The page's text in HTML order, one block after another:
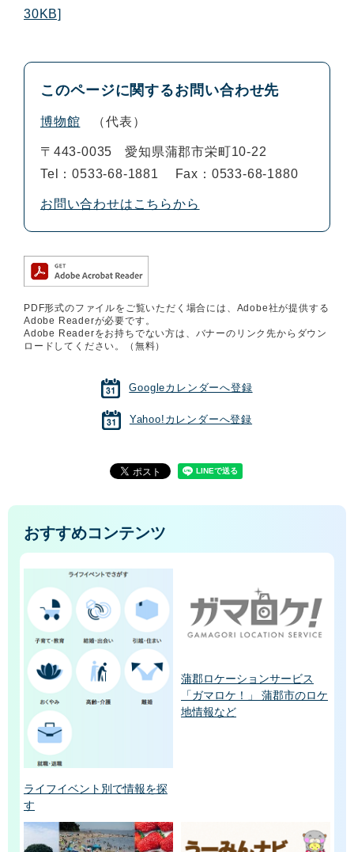
30KB]
このページに関するお問い合わせ先
博物館 代表
〒443-0035
愛知県蒲郡市栄町10-22
Tel：0533-68-1881
Fax：0533-68-1880
お問い合わせはこちらから
PDF形式のファイルをご覧いただく場合には、Adobe社が提供する
Adobe Readerが必要です。
Adobe Readerをお持ちでない方は、バナーのリンク先からダウン
ロードしてください。（無料）
Googleカレンダーへ登録
Yahoo!カレンダーへ登録
おすすめコンテンツ
ライフイベント別で情報を探
す
蒲郡ロケーションサービス
「ガマロケ！」 蒲郡市のロケ
地情報など